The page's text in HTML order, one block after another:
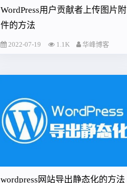
WordPress用户贡献者上传图片附
件的方法
2022-07-19 1.1K 华峰博客
wordpress网站导出静态化的方法